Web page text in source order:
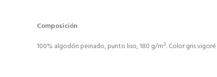
Composición
100% algodón peinado, punto liso, 180 g/m². Color gris